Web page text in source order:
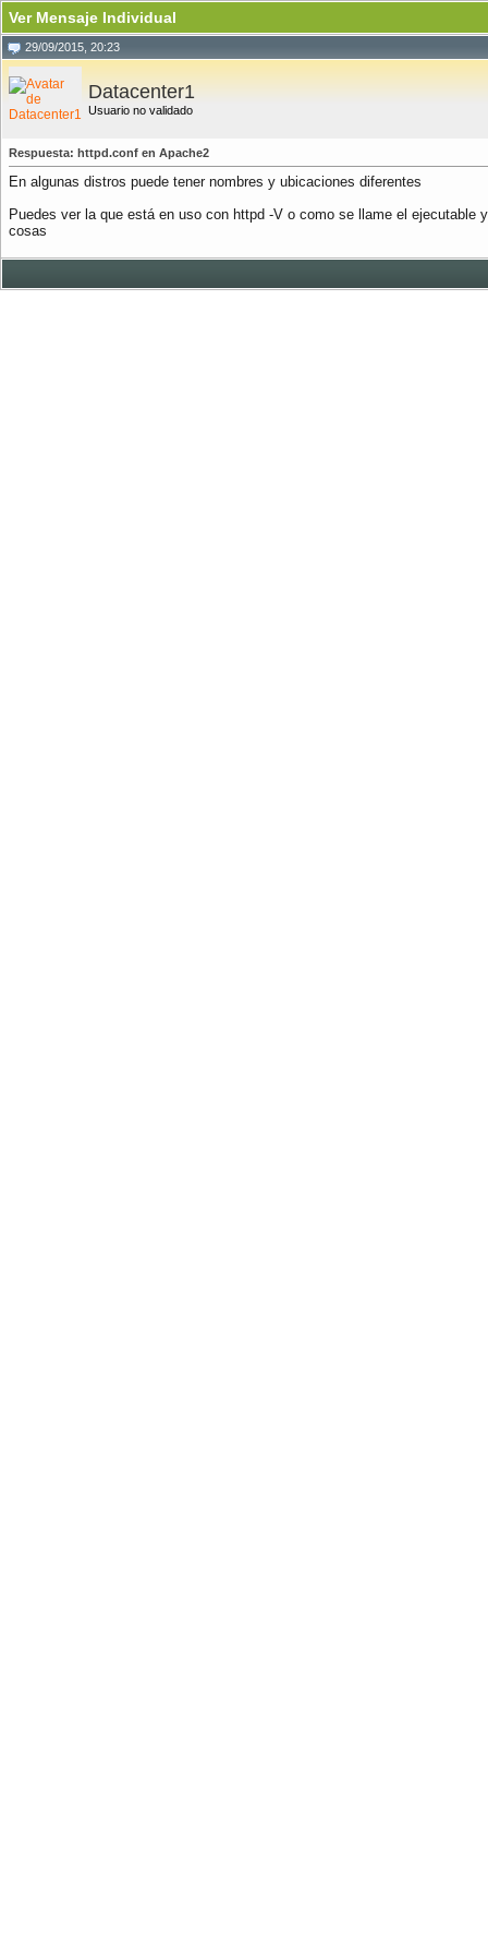
Ver Mensaje Individual
29/09/2015, 20:23
Datacenter1
Usuario no validado
Respuesta: httpd.conf en Apache2
En algunas distros puede tener nombres y ubicaciones diferentes
Puedes ver la que está en uso con httpd -V o como se llame el
cosas